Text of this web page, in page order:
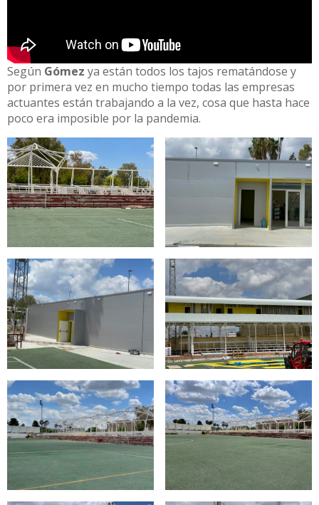
Según Gómez ya están todos los tajos rematándose y
por primera vez en mucho tiempo todas las empresas
actuantes están trabajando a la vez, cosa que hasta hace
poco era imposible por la pandemia.